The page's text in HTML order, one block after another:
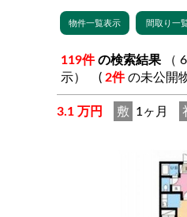
119件 の検索結果
示） ( 2件 の未公開
3.1 万円 敷 1ヶ月